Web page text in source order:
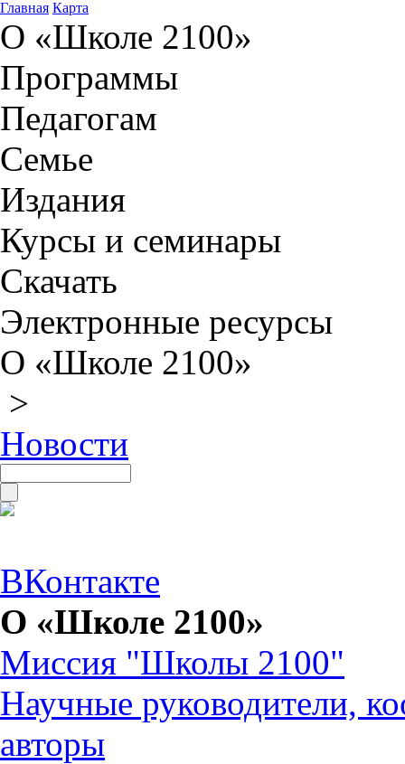
Главная Карта
О «Школе 2100»
Программы
Педагогам
Семье
Издания
Курсы и семинары
Скачать
Электронные ресурсы
О «Школе 2100»
>
Новости
ВКонтакте
О «Школе 2100»
Миссия "Школы 2100"
Научные руководители,
авторы